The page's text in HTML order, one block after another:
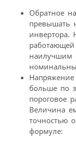
Обратное
превышать
инвертора.
наилучшим
больше по
пороговое
Величина
точностью
формуле: